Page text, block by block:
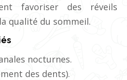
favoriser des réveils
qualité du sommeil.
nocturnes.
des dents).